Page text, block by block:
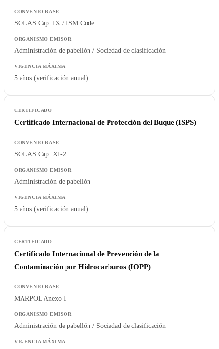
SOLAS Cap. IX / ISM Code
Administración de pabellón / Sociedad de clasificación
5 años (verificación anual)
Certificado Internacional de Protección del Buque (ISPS)
SOLAS Cap. XI-2
Administración de pabellón
5 años (verificación anual)
Certificado Internacional de Prevención de la
Contaminación por Hidrocarburos (IOPP)
MARPOL Anexo I
Administración de pabellón / Sociedad de clasificación